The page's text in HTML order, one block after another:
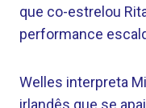
que co-estrelou
performance
Welles interpreta
irlandês que se